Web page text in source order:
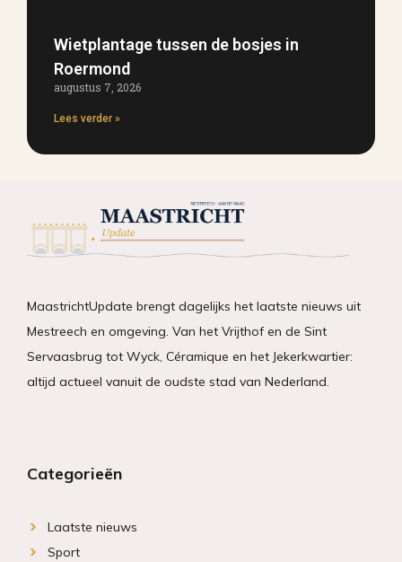
Wietplantage tussen de bosjes in
Roermond
augustus 7, 2026
Lees verder »
MaastrichtUpdate brengt dagelijks het laatste nieuws uit
Mestreech en omgeving. Van het Vrijthof en de Sint
Servaasbrug tot Wyck, Céramique en het Jekerkwartier:
altijd actueel vanuit de oudste stad van Nederland.
Categorieën
Laatste nieuws
Sport